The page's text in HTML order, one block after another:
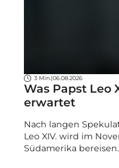
3 Min.| 06.08.2026
Was Papst Leo
erwartet
Nach langen
Leo XIV. wird im
Südamerika